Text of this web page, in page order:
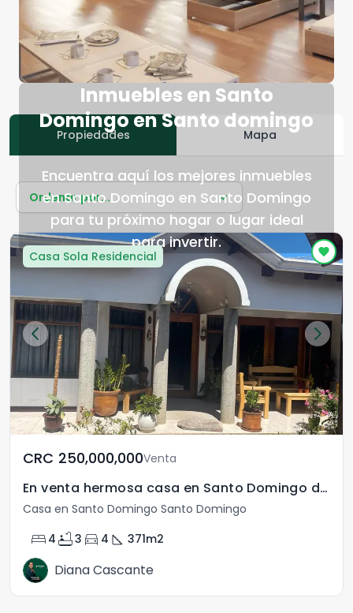
Inmuebles en Santo
Domingo en Santo domingo
Encuentra aquí los mejores inmuebles
en Santo Domingo en Santo Domingo
para tu próximo hogar o lugar ideal
para invertir.
Propiedades Mapa
Ordenar por...
Casa Sola Residencial
CRC	250,000,000Venta
En venta hermosa casa en Santo Domingo de Heredia
Casa en Santo Domingo Santo Domingo
bed 4 bathtub3 directions_car 4 square_foot 371m2
Diana Cascante